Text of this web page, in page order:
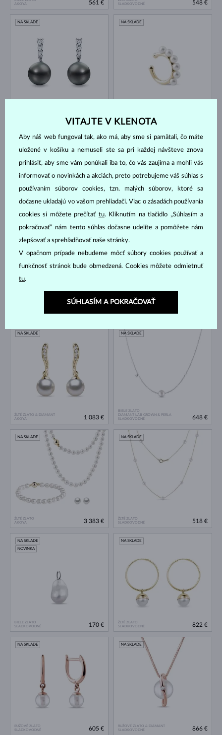
AKOYA
561 €
SLADKOVODNÉ
548 €
NA SKLADE NA SKLADE
TAHITSKÁ
SLADKOVODNÉ
NA SKLADE
NA SKLADE
605 €
SLADKOVODNÉ
NA SKLADE
ŽLTÉ ZLATO & DIAMANT
AKOYA
NA SKLADE
1 083 €
BIELE ZLATO
DIAMANT LAB GROWN & PERLA
SLADKOVODNÉ
NA SKLADE
648 €
ŽLTÉ ZLATO
AKOYA
NA SKLADE
3 383 €
ŽLTÉ ZLATO
SLADKOVODNÉ
NA SKLADE
518 €
BIELE ZLATO
SLADKOVODNÉ
NA SKLADE
NOVINKA
170 €
ŽLTÉ ZLATO
SLADKOVODNÉ
NA SKLADE
822 €
RUŽOVÉ ZLATO
SLADKOVODNÉ
NA SKLADE
605 €
RUŽOVÉ ZLATO & DIAMANT
SLADKOVODNÉ
NA SKLADE
866 €
VITAJTE V KLENOTA
Aby náš web fungoval tak, ako má, aby sme si pamätali, čo máte
uložené v košíku a nemuseli ste sa pri každej návšteve znova
prihlásiť, aby sme vám ponúkali iba to, čo vás zaujíma a mohli vás
informovať o novinkách a akciách, preto potrebujeme váš súhlas s
používaním súborov cookies, tzn. malých súborov, ktoré sa
dočasne ukladajú vo vašom prehliadači. Viac o zásadách používania
cookies si môžete prečítať tu. Kliknutím na tlačidlo „Súhlasím a
pokračovať“ nám tento súhlas dočasne udelíte a pomôžete nám
zlepšovať a sprehľadňovať naše stránky.
V opačnom prípade nebudeme môcť súbory cookies používať a
funkčnosť stránok bude obmedzená. Cookies môžete odmietnuť
tu.
SÚHLASÍM A POKRAČOVAŤ